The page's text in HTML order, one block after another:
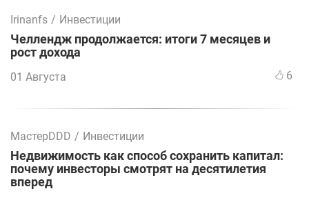
Irinanfs / Инвестиции
Челлендж продолжается: итоги 7 месяцев и
рост дохода
01 Августа 6
МастерDDD / Инвестиции
Недвижимость как способ сохранить капитал:
почему инвесторы смотрят на десятилетия
вперед